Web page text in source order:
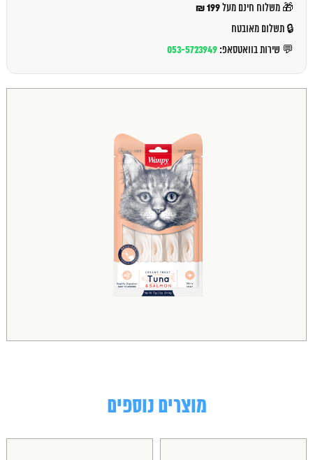
🎁 משלוח חינם מעל199 ₪
🔒 תשלום מאובטח
💬 שירות בוואטסאפ: 053-5723949
מוצרים נוספים